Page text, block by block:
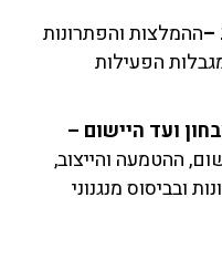
והפתרונות
הפעילות
היישום –
והייצוב,
מנגנוני